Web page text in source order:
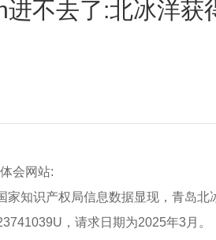
进不去了:北冰洋获
会网站:
识产权局信息数据显现，青岛北冰
，请求日期为2025年3月。